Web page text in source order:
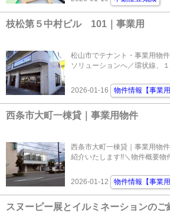
枝松第５中村ビル 101｜事業用
松山市でテナント・事業用物
ソリューションへ／環状線、
2026-01-16 物件情報【事業用
西条市大町一棟貸｜事業用物件
西条市大町一棟貸｜事業用物
紹介いたします!!＼物件概要
2026-01-12 物件情報【事業用
スヌーピー展とイルミネーションの